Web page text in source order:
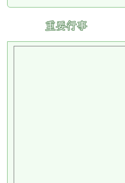
重要行事